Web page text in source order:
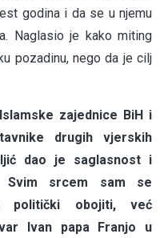
godina i da se u njemu
Naglasio je kako miting
pozadinu, nego da je cilj
zajednice BiH i
drugih vjerskih
dao je saglasnost i
Svim srcem sam se
politički obojiti, već
Ivan papa Franjo u